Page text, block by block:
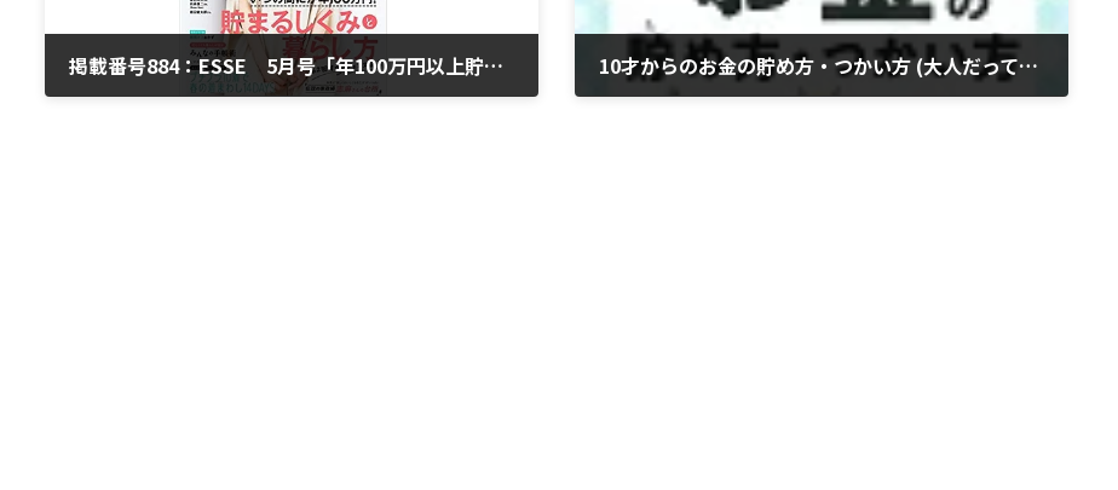
掲載番号884：ESSE 5月号「年100万円以上貯めている人の暮らし方」 10才からのお金の貯め方・つかい方 (大人だって本当は知らない)